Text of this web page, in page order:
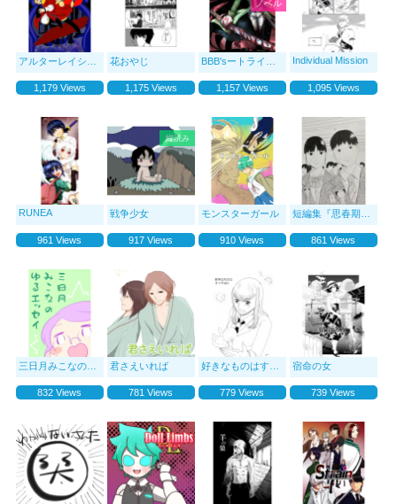
アルターレイション
1,179 Views
花おやじ
1,175 Views
BBB'sートライビースー
ノベル
1,157 Views
Individual Mission
1,095 Views
RUNEA
961 Views
戦争少女
縦読み
917 Views
モンスターガール
910 Views
短編集『思春期とおじ
861 Views
三日月みこなのゆるエッセイ
832 Views
君さえいれば
781 Views
好きなものはすぐそばに
779 Views
宿命の女
739 Views